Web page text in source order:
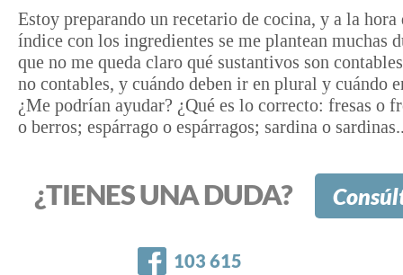
Estoy preparando un recetario de cocina, y a la hora
índice con los ingredientes se me plantean muchas
que no me queda claro qué sustantivos son
no contables, y cuándo deben ir en plural y cuándo
¿Me podrían ayudar? ¿Qué es lo correcto: fresas o
o berros; espárrago o espárragos; sardina o
¿TIENES UNA DUDA?
Facebook
103 615